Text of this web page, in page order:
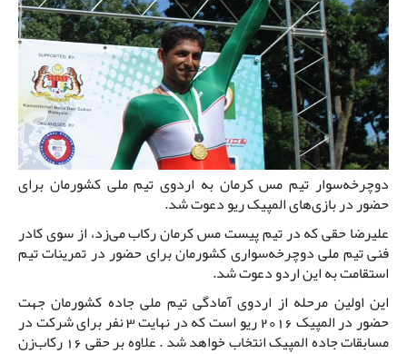
دوچرخه‌سوار تیم مس کرمان به اردوی تیم ملی کشورمان برای
حضور در بازی‌های المپیک ریو دعوت شد.
علیرضا حقی که در تیم پیست مس کرمان رکاب می‌زد، از سوی کادر
فنی تیم ملی دوچرخه‌سواری کشورمان برای حضور در تمرینات تیم
استقامت به این اردو دعوت شد.
این اولین مرحله از اردوی آمادگی تیم ملی جاده کشورمان جهت
حضور در المپیک 2016 ریو است که در نهایت 3 نفر برای شرکت در
مسابقات جاده المپیک انتخاب خواهد شد . علاوه بر حقی 16 رکاب‌زن